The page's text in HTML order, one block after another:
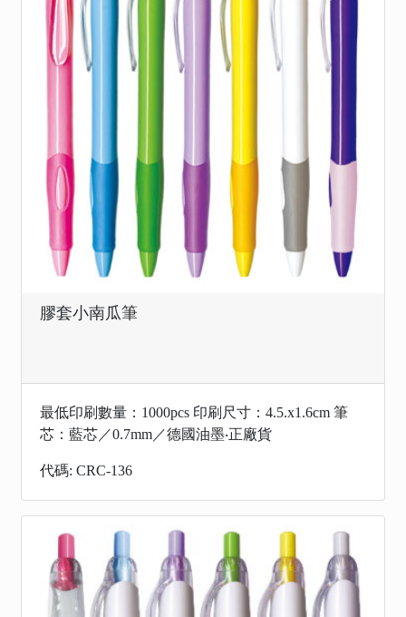
膠套小南瓜筆
最低印刷數量：1000pcs 印刷尺寸：4.5.x1.6cm 筆
芯：藍芯／0.7mm／德國油墨‧正廠貨
代碼: CRC-136